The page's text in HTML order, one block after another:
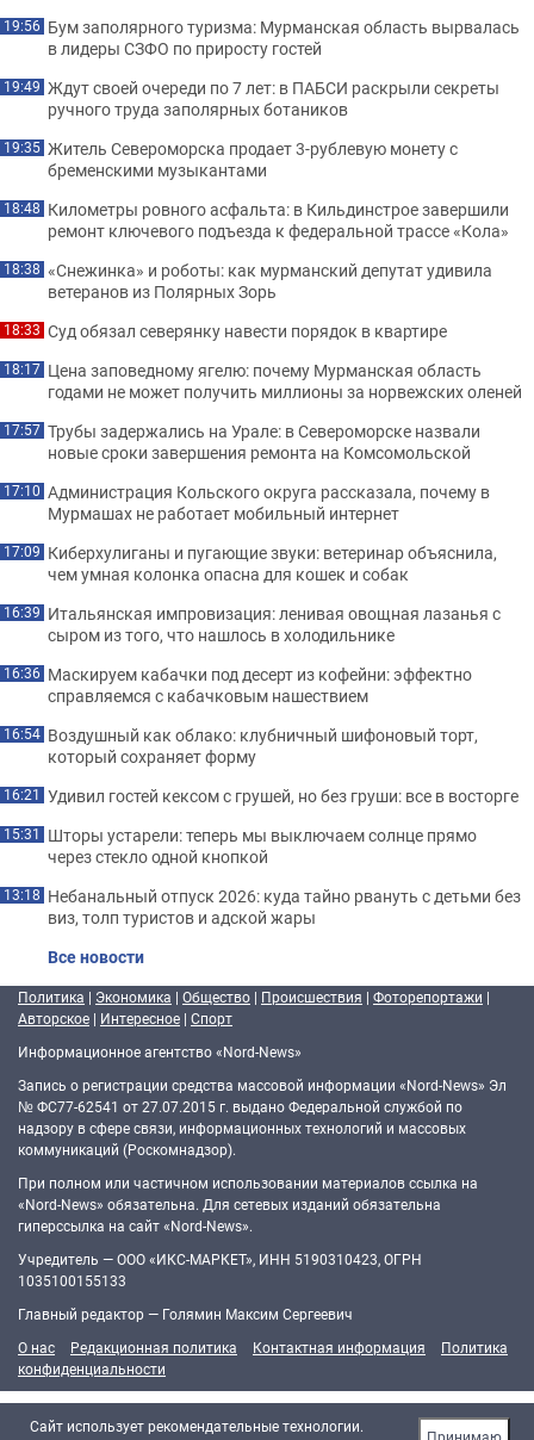
19:56 Бум заполярного туризма: Мурманская область вырвалась
в лидеры СЗФО по приросту гостей
19:49 Ждут своей очереди по 7 лет: в ПАБСИ раскрыли секреты
ручного труда заполярных ботаников
19:35 Житель Североморска продает 3-рублевую монету с
бременскими музыкантами
18:48 Километры ровного асфальта: в Кильдинстрое завершили
ремонт ключевого подъезда к федеральной трассе «Кола»
18:38 «Снежинка» и роботы: как мурманский депутат удивила
ветеранов из Полярных Зорь
18:33 Суд обязал северянку навести порядок в квартире
18:17 Цена заповедному ягелю: почему Мурманская область
годами не может получить миллионы за норвежских оленей
17:57 Трубы задержались на Урале: в Североморске назвали
новые сроки завершения ремонта на Комсомольской
17:10 Администрация Кольского округа рассказала, почему в
Мурмашах не работает мобильный интернет
17:09 Киберхулиганы и пугающие звуки: ветеринар объяснила,
чем умная колонка опасна для кошек и собак
16:39 Итальянская импровизация: ленивая овощная лазанья с
сыром из того, что нашлось в холодильнике
16:36 Маскируем кабачки под десерт из кофейни: эффектно
справляемся с кабачковым нашествием
16:54 Воздушный как облако: клубничный шифоновый торт,
который сохраняет форму
16:21 Удивил гостей кексом с грушей, но без груши: все в восторге
15:31 Шторы устарели: теперь мы выключаем солнце прямо
через стекло одной кнопкой
13:18 Небанальный отпуск 2026: куда тайно рвануть с детьми без
виз, толп туристов и адской жары
Все новости
Политика | Экономика | Общество | Происшествия | Фоторепортажи |
Авторское | Интересное | Спорт
Информационное агентство «Nord-News»
Запись о регистрации средства массовой информации «Nord-News» Эл
№ ФС77-62541 от 27.07.2015 г. выдано Федеральной службой по
надзору в сфере связи, информационных технологий и массовых
коммуникаций (Роскомнадзор).
При полном или частичном использовании материалов ссылка на
«Nord-News» обязательна. Для сетевых изданий обязательна
гиперссылка на сайт «Nord-News».
Учредитель — ООО «ИКС-МАРКЕТ», ИНН 5190310423, ОГРН
1035100155133
Главный редактор — Голямин Максим Сергеевич
О нас
Редакционная политика Контактная информация
Политика
конфиденциальности
Cайт использует рекомендательные технологии.